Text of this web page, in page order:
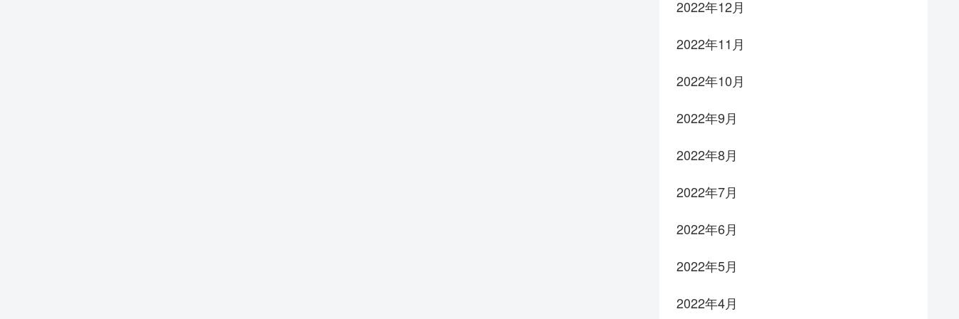
2022年12月
2022年11月
2022年10月
2022年9月
2022年8月
2022年7月
2022年6月
2022年5月
2022年4月